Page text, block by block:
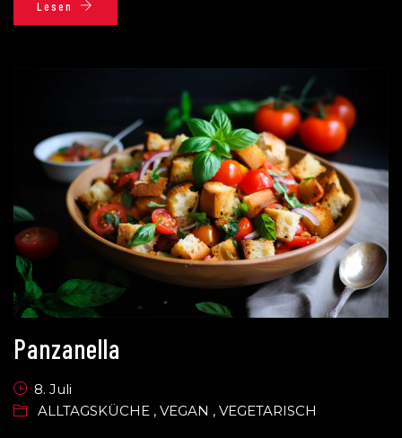
Lesen
Panzanella
8. Juli
ALLTAGSKÜCHE , VEGAN , VEGETARISCH